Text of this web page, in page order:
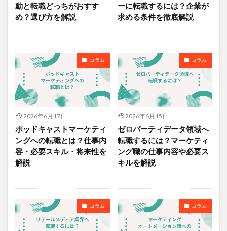
動と転職どっちがおすす
め？選び方を解説
ーに転職するには？企業が
求める条件を徹底解説
コラム
2026年6月17日
ポッドキャストマーケティ
ングへの転職とは？仕事内
容・必要スキル・将来性を
解説
コラム
2026年6月15日
ゼロパーティデータ領域へ
転職するには？マーケティ
ング職の仕事内容や必要ス
キルを解説
コラム コラム